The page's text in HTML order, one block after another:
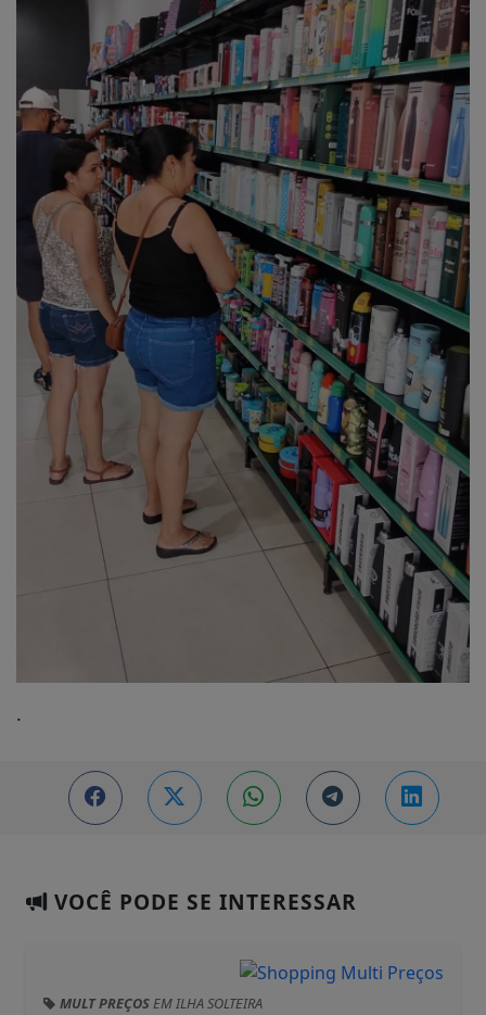
.
VOCÊ PODE SE INTERESSAR
MULT PREÇOSEM ILHA SOLTEIRA